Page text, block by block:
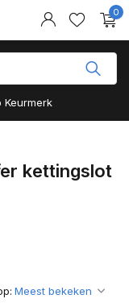
0
Keurmerk
kettingslot